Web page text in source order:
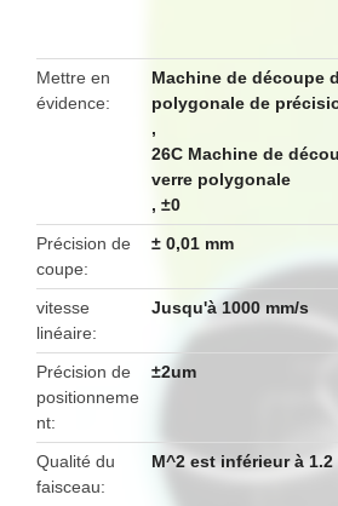
Mettre en
évidence
Machine de découpe
polygonale de
,
26C Machine de
verre polygonale
,±0
Précision de
coupe
± 0,01 mm
vitesse
linéaire
Jusqu'à 1000 mm/s
Précision de
positionneme
nt
±2um
Qualité du
faisceau
M^2 est inférieur à 1.2